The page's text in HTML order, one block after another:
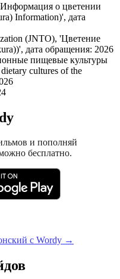
о цветении
Information)', дата
(JNTO), 'Цветение
дата обращения: 2026
пищевые культуры
cultures of the
и пополняй
бесплатно.
с Wordy →